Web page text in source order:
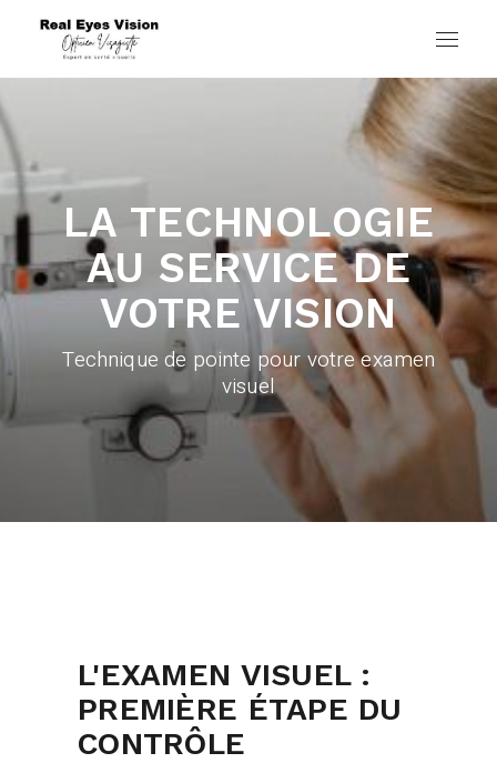
LA TECHNOLOGIE
AU SERVICE DE
VOTRE VISION
Technique de pointe pour votre examen
visuel
L'EXAMEN VISUEL :
PREMIÈRE ÉTAPE DU
CONTRÔLE